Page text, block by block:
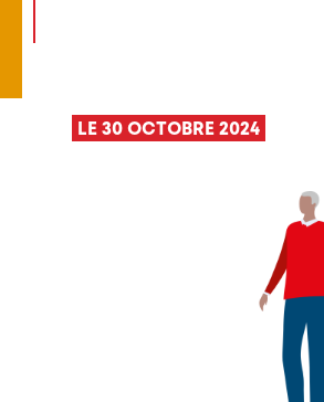
LE 30 OCTOBRE 2024